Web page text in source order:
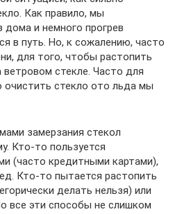
Как правило, мы
и немного прогрев
в путь. Но, к сожалению, часто
для того, чтобы растопить
стекле. Часто для
стекло ото льда мы
замерзания стекол
Кто-то пользуется
(часто кредитными картами),
Кто-то пытается растопить
делать нельзя) или
все эти способы не слишком